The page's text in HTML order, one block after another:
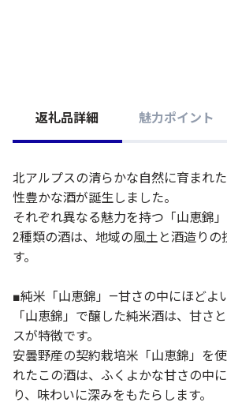
返礼品詳細 魅力ポイント
北アルプスの清らかな自然に育まれ
性豊かな酒が誕生しました。
それぞれ異なる魅力を持つ「山恵錦
2種類の酒は、地域の風土と酒造りの
す。
■純米「山恵錦」—甘さの中にほどよ
「山恵錦」で醸した純米酒は、甘さ
スが特徴です。
安曇野産の契約栽培米「山恵錦」を
れたこの酒は、ふくよかな甘さの中
り、味わいに深みをもたらします。